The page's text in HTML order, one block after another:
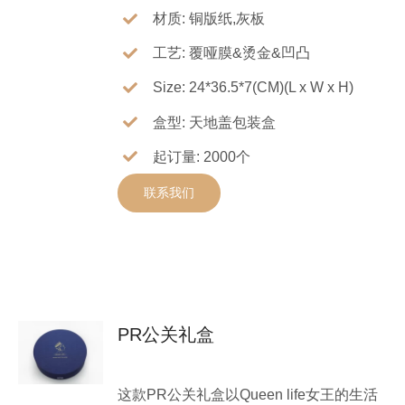
材质: 铜版纸,灰板
工艺: 覆哑膜&烫金&凹凸
Size: 24*36.5*7(CM)(L x W x H)
盒型: 天地盖包装盒
起订量: 2000个
联系我们
PR公关礼盒
这款PR公关礼盒以Queen life女王的生活